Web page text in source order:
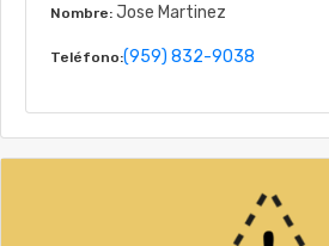
Nombre: Jose Martinez
Teléfono:(959) 832-9038